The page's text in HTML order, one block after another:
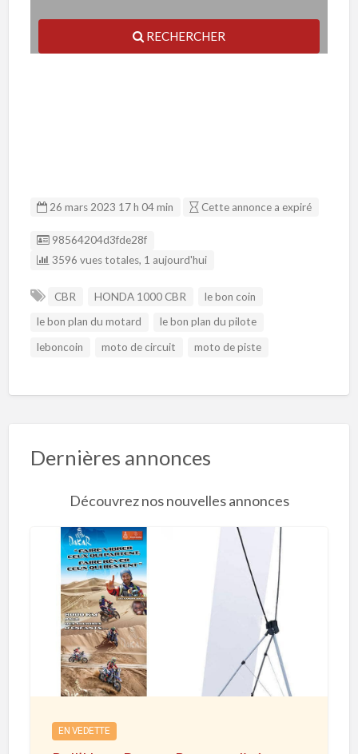
RECHERCHER
26 mars 2023 17 h 04 min Cette annonce a expiré
Listing ID
98564204d3fde28f
3596 vues totales, 1 aujourd'hui
CBR HONDA 1000 CBR
le bon coin
le bon plan du motard
le bon plan du pilote
leboncoin
moto de circuit moto de piste
Dernières annonces
Découvrez nos nouvelles annonces
p
EN VEDETTE